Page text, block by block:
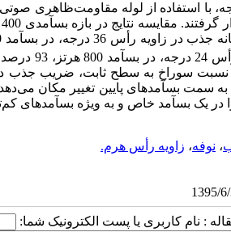
رأس 36 درجه، در بسآمد 1000 هرتز و به میزان 5
سوراخ به سطح ثابت، ضریب جذب در
سمت بسآمد­های پایین تغییر مکان
خاص و به ویژه بسآمد­های کم‌تر از 1000 هرتز ایجاد
، نوفه، زاویه رأس هرم.
: نام کاربری یا پست الکترونیک شما: